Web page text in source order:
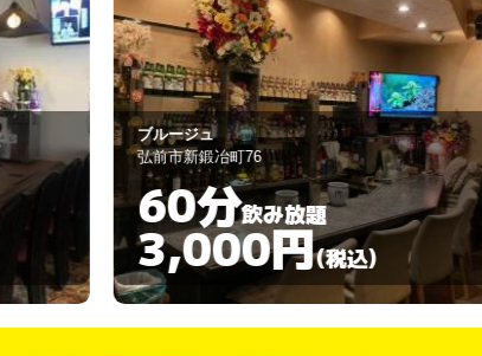
ブルージュ
弘前市新鍛冶町76
60分飲み放題
3,000円(税込)